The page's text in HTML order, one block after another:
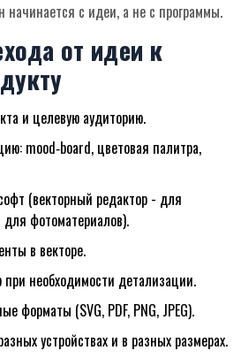
начинается с идеи, а не с программы.
от идеи к
и целевую аудиторию.
mood‑board, цветовая палитра,
(векторный редактор - для
фотоматериалов).
в векторе.
необходимости детализации.
форматы (SVG, PDF, PNG, JPEG).
устройствах и в разных размерах.